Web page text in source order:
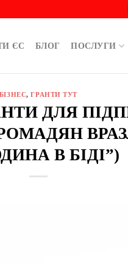
ЄС БЛОГ ПОСЛУГИ
БІЗНЕС,ГРАНТИ ТУТ
ДЛЯ
В БІДІ”)